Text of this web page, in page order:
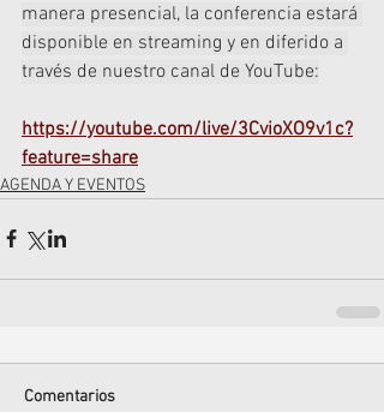
manera presencial, la conferencia estará
disponible en streaming y en diferido a
través de nuestro canal de YouTube:
https://youtube.com/live/3CvioXO9v1c?
feature=share
AGENDA Y EVENTOS
Comentarios